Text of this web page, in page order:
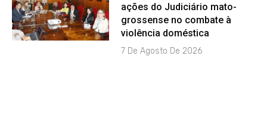
ações do Judiciário mato-
grossense no combate à
violência doméstica
7 De Agosto De 2026